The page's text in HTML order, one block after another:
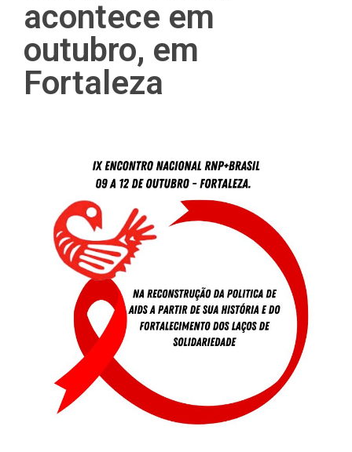
acontece em
outubro, em
Fortaleza